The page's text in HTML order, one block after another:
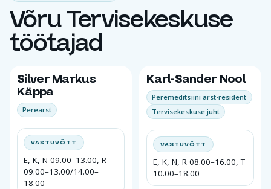
Võru Tervisekeskuse
töötajad
Silver Markus
Käppa
Perearst
VASTUVÕTT
E, K, N 09.00–13.00, R
09.00–13.00/14.00–
18.00
Karl-Sander Nool
Peremeditsiini arst-resident
Tervisekeskuse juht
VASTUVÕTT
E, K, N, R 08.00–16.00, T
10.00–18.00